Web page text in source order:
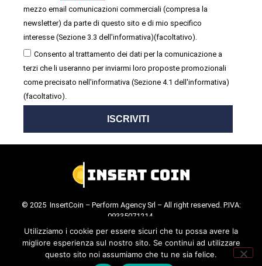
mezzo email comunicazioni commerciali (compresa la
newsletter) da parte di questo sito e di mio specifico
interesse (Sezione 3.3 dell'informativa)(facoltativo).
Consento al trattamento dei dati per la comunicazione a
terzi che li useranno per inviarmi loro proposte promozionali
come precisato nell'informativa (Sezione 4.1 dell'informativa)
(facoltativo).
ISCRIVITI
© 2025 InsertCoin – Perform Agency Srl – All right reserved. P.IVA:
09335071214.
Cookie Policy . Privacy Policy.
Utilizziamo i cookie per essere sicuri che tu possa avere la
migliore esperienza sul nostro sito. Se continui ad utilizzare
questo sito noi assumiamo che tu ne sia felice.